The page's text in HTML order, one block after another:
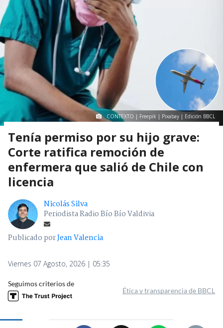
CONTEXTO | Freepik | Pixabay | Edición BBCL
Tenía permiso por su hijo grave:
Corte ratifica remoción de
enfermera que salió de Chile con
licencia
Nicolás Silva
Periodista Radio Bío Bío Valdivia
Publicado porJean Valencia
Viernes 07 Agosto, 2026 | 05:35
Seguimos criterios de
Ética y transparencia de BBCL